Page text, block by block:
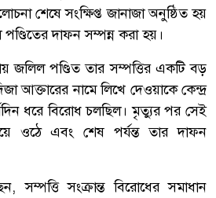
শেষে সংক্ষিপ্ত জানাজা অনুষ্ঠিত হয়
দাফন সম্পন্ন করা হয়।
জলিল পণ্ডিত তার সম্পত্তির একটি বড়
আক্তারের নামে লিখে দেওয়াকে কেন্দ্র
ধরে বিরোধ চলছিল। মৃত্যুর পর সেই
ওঠে এবং শেষ পর্যন্ত তার দাফন
সম্পত্তি সংক্রান্ত বিরোধের সমাধান